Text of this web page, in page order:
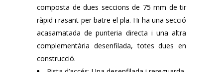
composta de dues seccions de 75 mm de tir
ràpid i rasant per batre el pla. Hi ha una secció
acasamatada de punteria directa i una altra
complementària desenfilada, totes dues en
construcció.